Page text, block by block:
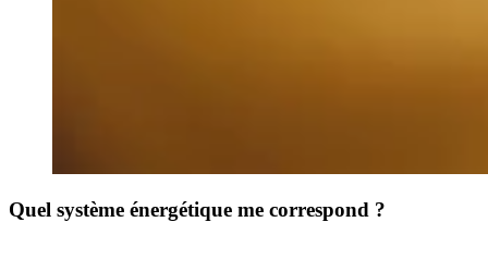
Quel système énergétique me correspond ?